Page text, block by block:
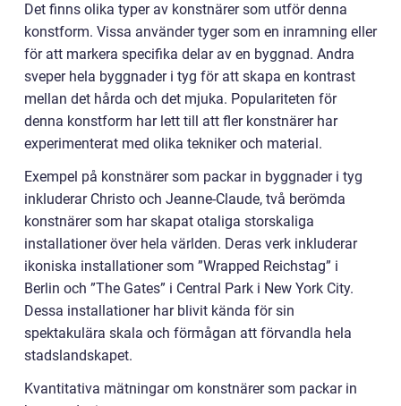
Det finns olika typer av konstnärer som utför denna
konstform. Vissa använder tyger som en inramning eller
för att markera specifika delar av en byggnad. Andra
sveper hela byggnader i tyg för att skapa en kontrast
mellan det hårda och det mjuka. Populariteten för
denna konstform har lett till att fler konstnärer har
experimenterat med olika tekniker och material.
Exempel på konstnärer som packar in byggnader i tyg
inkluderar Christo och Jeanne-Claude, två berömda
konstnärer som har skapat otaliga storskaliga
installationer över hela världen. Deras verk inkluderar
ikoniska installationer som ”Wrapped Reichstag” i
Berlin och ”The Gates” i Central Park i New York City.
Dessa installationer har blivit kända för sin
spektakulära skala och förmågan att förvandla hela
stadslandskapet.
Kvantitativa mätningar om konstnärer som packar in